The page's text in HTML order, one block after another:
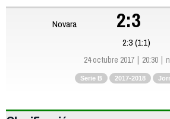
Novara 2:3
2:3 (1:1)
24 octubre 2017 20:30
Serie B 2017-2018